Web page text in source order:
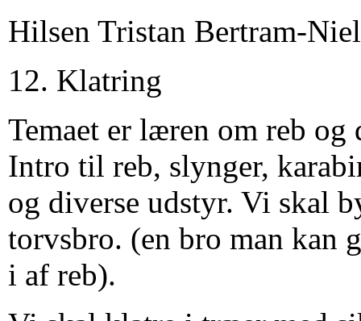
Hilsen Tristan Bertram-
12. Klatring
Temaet er læren om reb og
Intro til reb, slynger,
og diverse udstyr. Vi skal
torvsbro. (en bro man kan
i af reb).